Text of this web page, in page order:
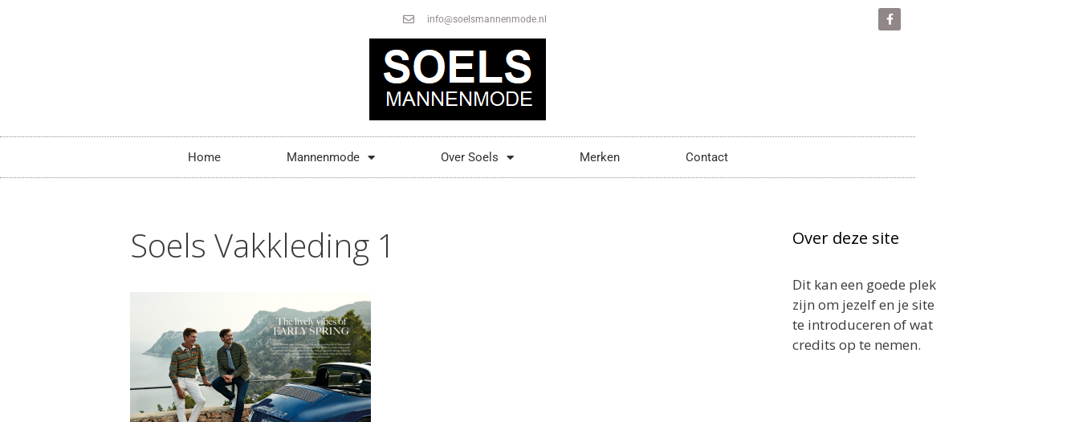
info@soelsmannenmode.nl
Home Mannenmode Over Soels Merken Contact
Soels Vakkleding 1 Over deze site
Dit kan een goede plek
zijn om jezelf en je site
te introduceren of wat
credits op te nemen.